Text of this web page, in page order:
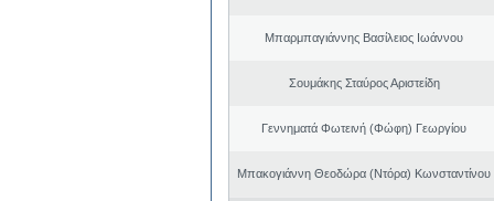
Μπαρμπαγιάννης Βασίλειος Ιωάννου
Σουμάκης Σταύρος Αριστείδη
Γεννηματά Φωτεινή (Φώφη) Γεωργίου
Μπακογιάννη Θεοδώρα (Ντόρα) Κωνσταντίνου